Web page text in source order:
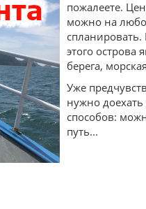
пожалеете.
можно на
этого острова
берега,
Уже
нужно доехать
способов:
путь...